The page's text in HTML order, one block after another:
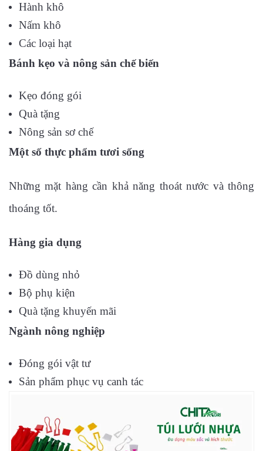
Hành khô
Nấm khô
Các loại hạt
Bánh kẹo và nông sản chế biến
Kẹo đóng gói
Quà tặng
Nông sản sơ chế
Một số thực phẩm tươi sống
Những mặt hàng cần khả năng thoát nước và thông
thoáng tốt.
Hàng gia dụng
Đồ dùng nhỏ
Bộ phụ kiện
Quà tặng khuyến mãi
Ngành nông nghiệp
Đóng gói vật tư
Sản phẩm phục vụ canh tác